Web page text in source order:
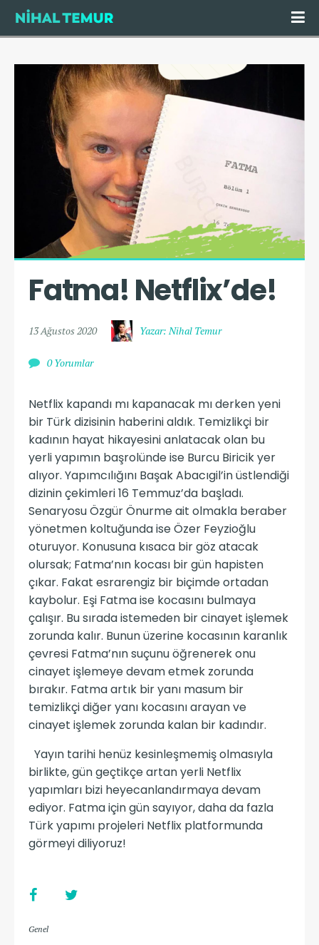
Fatma! Netflix’de!
13 Ağustos 2020 Yazar: Nihal Temur
0 Yorumlar
Netflix kapandı mı kapanacak mı derken yeni
bir Türk dizisinin haberini aldık. Temizlikçi bir
kadının hayat hikayesini anlatacak olan bu
yerli yapımın başrolünde ise Burcu Biricik yer
alıyor. Yapımcılığını Başak Abacıgil’in üstlendiği
dizinin çekimleri 16 Temmuz’da başladı.
Senaryosu Özgür Önurme ait olmakla beraber
yönetmen koltuğunda ise Özer Feyzioğlu
oturuyor. Konusuna kısaca bir göz atacak
olursak; Fatma’nın kocası bir gün hapisten
çıkar. Fakat esrarengiz bir biçimde ortadan
kaybolur. Eşi Fatma ise kocasını bulmaya
çalışır. Bu sırada istemeden bir cinayet işlemek
zorunda kalır. Bunun üzerine kocasının karanlık
çevresi Fatma’nın suçunu öğrenerek onu
cinayet işlemeye devam etmek zorunda
bırakır. Fatma artık bir yanı masum bir
temizlikçi diğer yanı kocasını arayan ve
cinayet işlemek zorunda kalan bir kadındır.
Yayın tarihi henüz kesinleşmemiş olmasıyla
birlikte, gün geçtikçe artan yerli Netflix
yapımları bizi heyecanlandırmaya devam
ediyor. Fatma için gün sayıyor, daha da fazla
Türk yapımı projeleri Netflix platformunda
görmeyi diliyoruz!
Genel